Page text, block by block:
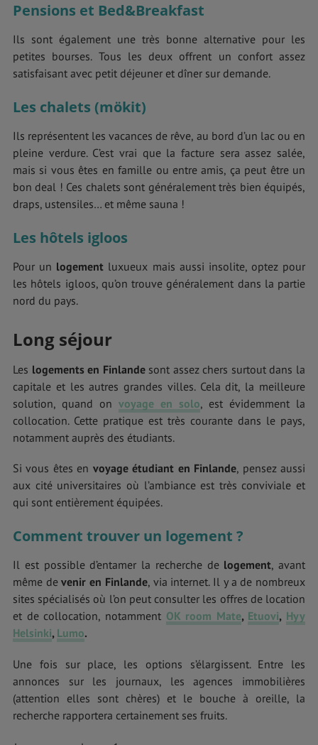
Pensions et Bed&Breakfast
Ils sont également une très bonne alternative pour les
petites bourses. Tous les deux offrent un confort assez
satisfaisant avec petit déjeuner et dîner sur demande.
Les chalets (mökit)
Ils représentent les vacances de rêve, au bord d’un lac ou en
pleine verdure. C’est vrai que la facture sera assez salée,
mais si vous êtes en famille ou entre amis, ça peut être un
bon deal ! Ces chalets sont généralement très bien équipés,
draps, ustensiles… et même sauna !
Les hôtels igloos
Pour un logement luxueux mais aussi insolite, optez pour
les hôtels igloos, qu’on trouve généralement dans la partie
nord du pays.
Long séjour
Les logements en Finlandesont assez chers surtout dans la
capitale et les autres grandes villes. Cela dit, la meilleure
solution, quand on voyage en solo, est évidemment la
collocation. Cette pratique est très courante dans le pays,
notamment auprès des étudiants.
Si vous êtes en voyage étudiant en Finlande, pensez aussi
aux cité universitaires où l’ambiance est très conviviale et
qui sont entièrement équipées.
Comment trouver un logement ?
Il est possible d’entamer la recherche de logement, avant
même devenir en Finlande, via internet. Il y a de nombreux
sites spécialisés où l’on peut consulter les offres de location
et de collocation, notamment OK room Mate, Etuovi, Hyy
Helsinki, Lumo.
Une fois sur place, les options s’élargissent. Entre les
annonces sur les journaux, les agences immobilières
(attention elles sont chères) et le bouche à oreille, la
recherche rapportera certainement ses fruits.